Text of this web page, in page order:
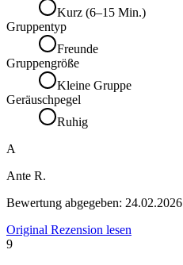
Kurz (6–15 Min.)
Gruppentyp
Freunde
Gruppengröße
Kleine Gruppe
Geräuschpegel
Ruhig
A
Ante R.
Bewertung abgegeben: 24.02.2026
Original Rezension lesen
9